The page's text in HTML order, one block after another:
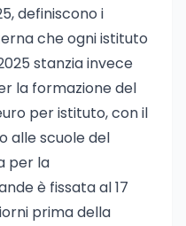
definiscono i
che ogni istituto
stanzia invece
la formazione del
per istituto, con il
alle scuole del
per la
è fissata al 17
prima della